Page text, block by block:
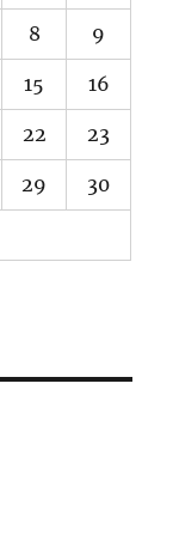
8 9
15 16
22 23
29 30